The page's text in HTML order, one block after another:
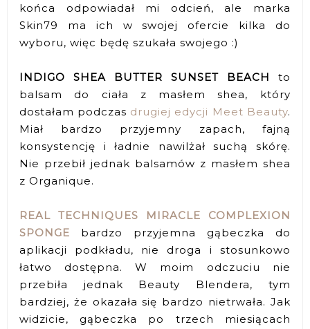
końca odpowiadał mi odcień, ale marka
Skin79 ma ich w swojej ofercie kilka do
wyboru, więc będę szukała swojego :)
INDIGO SHEA BUTTER SUNSET BEACH to
balsam do ciała z masłem shea, który
dostałam podczas drugiej edycji Meet Beauty.
Miał bardzo przyjemny zapach, fajną
konsystencję i ładnie nawilżał suchą skórę.
Nie przebił jednak balsamów z masłem shea
z Organique.
REAL TECHNIQUES MIRACLE COMPLEXION
SPONGE bardzo przyjemna gąbeczka do
aplikacji podkładu, nie droga i stosunkowo
łatwo dostępna. W moim odczuciu nie
przebiła jednak Beauty Blendera, tym
bardziej, że okazała się bardzo nietrwała. Jak
widzicie, gąbeczka po trzech miesiącach